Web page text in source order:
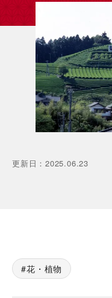
更新日 ：2025.06.23
花・植物